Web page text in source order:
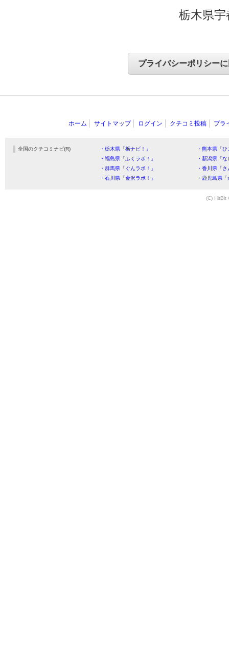
栃木県
ホーム サイトマップ ログイン クチコミ投稿 プラ
全国のクチコミナビ(R) ・栃木県「栃ナビ！」
・熊本県「
・福島県「ふくラボ！」
・新潟県「
・群馬県「ぐんラボ！」
・香川県「
・石川県「金沢ラボ！」
・鹿児島県
(C) HitBit